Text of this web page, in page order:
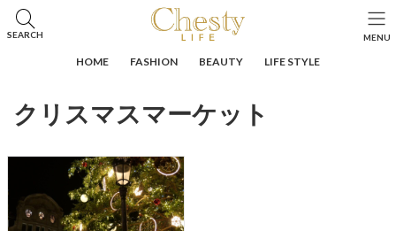
テ
プ
ゲ
動
SEARCH
HOME FASHION BEAUTY LIFE STYLE
HOME クリスマスマーケット
クリスマスマーケット
MENU